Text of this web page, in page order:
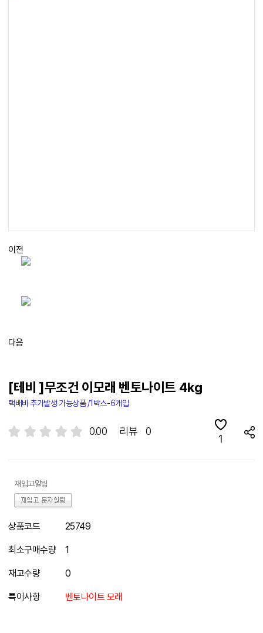
이전
다음
[테비 ]무조건 이모래 벤토나이트 4kg
택배비 추가발생 가능상품 /1박스-6개입
0.00 리뷰 0
1
재입고알림
상품코드 25749
최소구매수량 1
재고수량 0
특이사항 벤토나이트 모래